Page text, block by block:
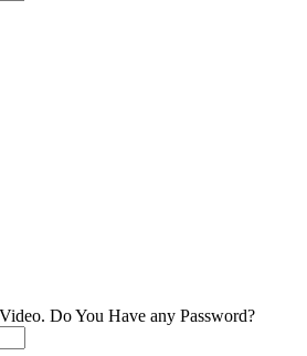
Do You Have any Password?